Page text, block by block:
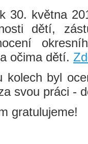
30. května
dětí,
očima dětí.
kolech byl
svou práci -
gratulujeme!